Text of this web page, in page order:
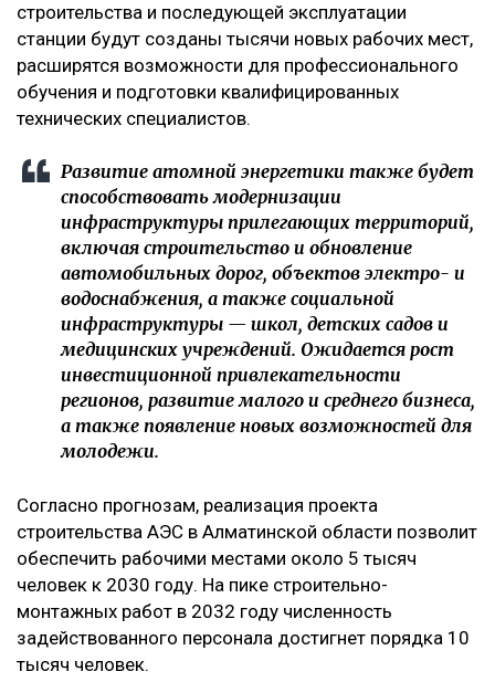
строительства и последующей эксплуатации
станции будут созданы тысячи новых рабочих мест,
расширятся возможности для профессионального
обучения и подготовки квалифицированных
технических специалистов.
Развитие атомной энергетики также будет
способствовать модернизации
инфраструктуры прилегающих территорий,
включая строительство и обновление
автомобильных дорог, объектов электро- и
водоснабжения, а также социальной
инфраструктуры — школ, детских садов и
медицинских учреждений. Ожидается рост
инвестиционной привлекательности
регионов, развитие малого и среднего бизнеса,
а также появление новых возможностей для
молодежи.
Согласно прогнозам, реализация проекта
строительства АЭС в Алматинской области позволит
обеспечить рабочими местами около 5 тысяч
человек к 2030 году. На пике строительно-
монтажных работ в 2032 году численность
задействованного персонала достигнет порядка 10
тысяч человек.